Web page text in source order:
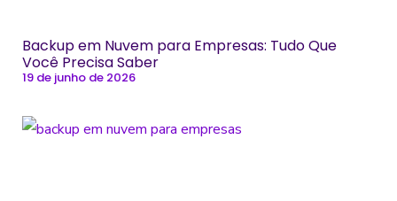
Backup em Nuvem para Empresas: Tudo Que
Você Precisa Saber
19 de junho de 2026